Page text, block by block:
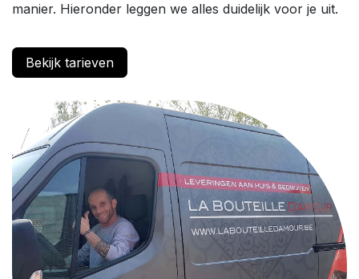
manier. Hieronder leggen we alles duidelijk voor je uit.
Bekijk tarieven